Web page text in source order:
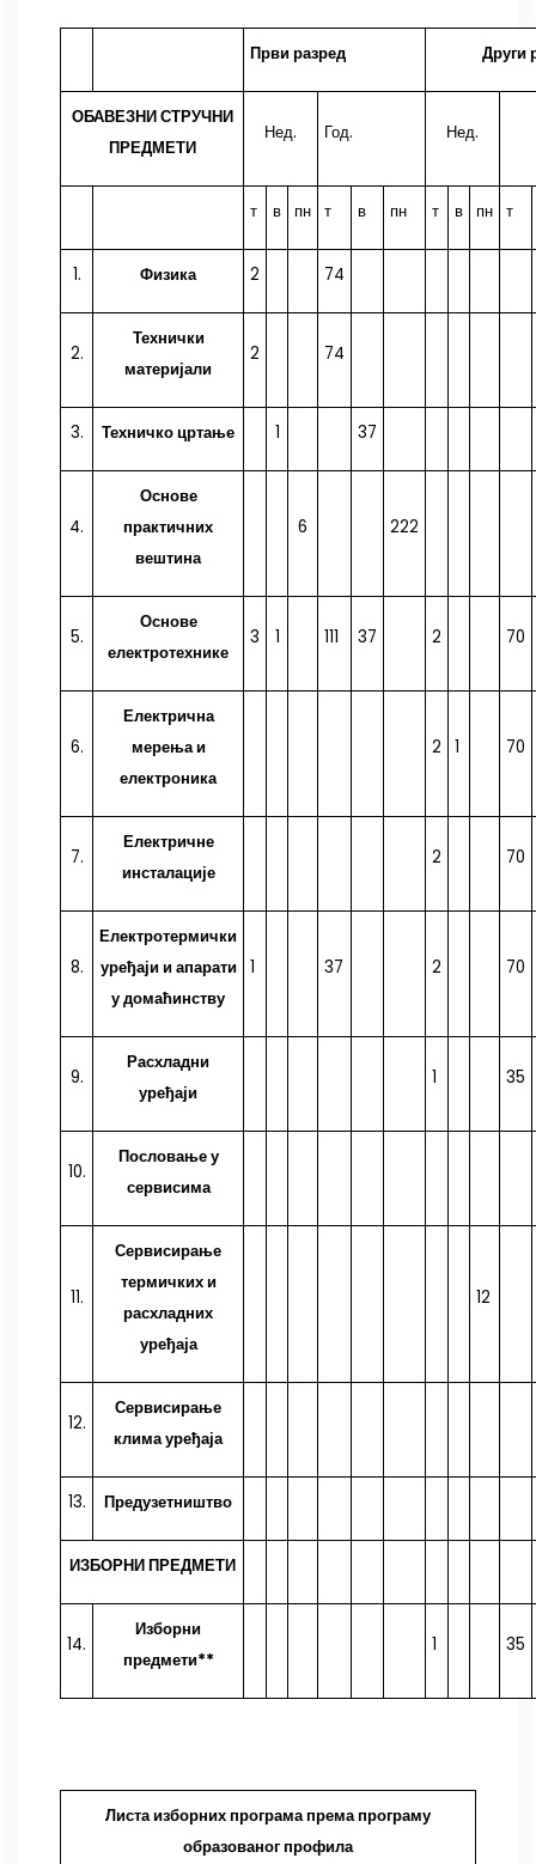
Први разред Други
ОБАВЕЗНИ СТРУЧНИ
ПРЕДМЕТИ
Нед. Год. Нед.
т в пн т в пн т в пн т
1. Физика 2 74
2.
Технички
материјали
2 74
3. Техничко цртање 1 37
4.
Основе
практичних
вештина
6 222
5.
Основе
електротехнике
3 1 111 37 2 70
6.
Електрична
мерења и
електроника
2 1 70
7.
Електричне
инсталације
2 70
8.
Електротермички
уређаји и апарати
у домаћинству
1 37 2 70
9.
Расхладни
уређаји
1 35
10.
Пословање у
сервисима
11.
Сервисирање
термичких и
расхладних
уређаја
12
12.
Сервисирање
клима уређаја
13. Предузетништво
ИЗБОРНИ ПРЕДМЕТИ
14.
Изборни
предмети**
1 35
Листа изборних програма према програму
образованог профила